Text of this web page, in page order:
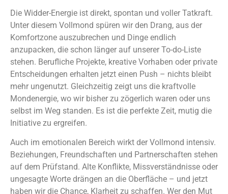
Die Widder-Energie ist direkt, spontan und voller Tatkraft.
Unter diesem Vollmond spüren wir den Drang, aus der
Komfortzone auszubrechen und Dinge endlich
anzupacken, die schon länger auf unserer To-do-Liste
stehen. Berufliche Projekte, kreative Vorhaben oder private
Entscheidungen erhalten jetzt einen Push – nichts bleibt
mehr ungenutzt. Gleichzeitig zeigt uns die kraftvolle
Mondenergie, wo wir bisher zu zögerlich waren oder uns
selbst im Weg standen. Es ist die perfekte Zeit, mutig die
Initiative zu ergreifen.
Auch im emotionalen Bereich wirkt der Vollmond intensiv.
Beziehungen, Freundschaften und Partnerschaften stehen
auf dem Prüfstand. Alte Konflikte, Missverständnisse oder
ungesagte Worte drängen an die Oberfläche – und jetzt
haben wir die Chance, Klarheit zu schaffen. Wer den Mut